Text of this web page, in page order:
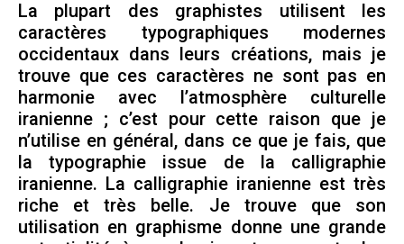
La plupart des graphistes utilisent les
caractères typographiques modernes
occidentaux dans leurs créations, mais je
trouve que ces caractères ne sont pas en
harmonie avec l’atmosphère culturelle
iranienne ; c’est pour cette raison que je
n’utilise en général, dans ce que je fais, que
la typographie issue de la calligraphie
iranienne. La calligraphie iranienne est très
riche et très belle. Je trouve que son
utilisation en graphisme donne une grande